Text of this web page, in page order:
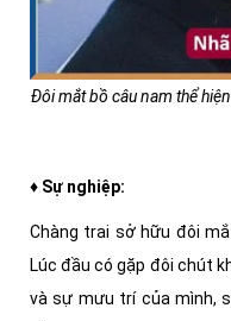
Đôi mắt bồ câu nam thể
♦ Sự nghiệp:
Chàng trai sở hữu đôi
Lúc đầu có gặp đôi chút
và sự mưu trí của mình,